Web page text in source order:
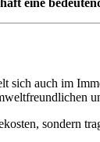
auch im
sondern